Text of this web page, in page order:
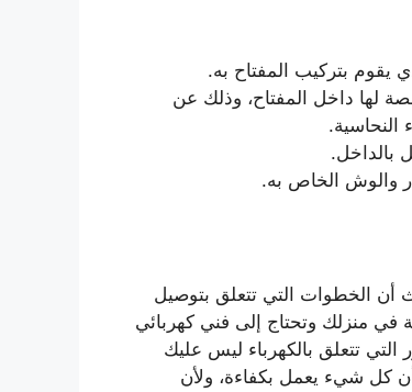
يقوم بتركيب المفتاح به.
لها داخل المفتاح، وذلك عن
بالداخل.
والوش الخاص به.
أن الخطوات التي تتعلق بتوصيل
في منزلك وتحتاج إلى فني كهربائي
تتعلق بالكهرباء ليس عليك
كل شيء يعمل بكفاءة، ولأن